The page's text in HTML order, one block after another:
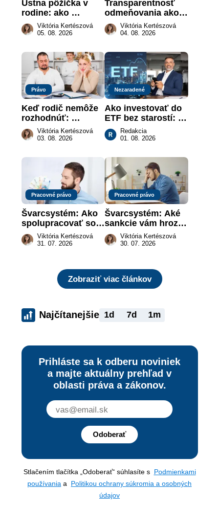
Ústna pôžička v
rodine: ako
vymôcť peniaze,
keď na papieri nie
Viktória Kertészová
05. 08. 2026
Transparentnosť
odmeňovania ako
právna povinnosť:
revolúcia na
práce
Viktória Kertészová
04. 08. 2026
Právo
Keď rodič nemôže
rozhodnúť:
nahradenie prejavu
vôle súdom v
Viktória Kertészová
03. 08. 2026
Nezaradené
Ako investovať do
ETF bez starostí:
Investičné plány,
ktoré urobia prácu
Redakcia
01. 08. 2026
Pracovné právo
Švarcsystém: Ako
spolupracovať so
živnostníkom
legálne a bez
Viktória Kertészová
31. 07. 2026
Pracovné právo
Švarcsystém: Aké
sankcie vám hrozia
a prečo nestačí
zaplatiť pokutu?
Viktória Kertészová
30. 07. 2026
Zobraziť viac článkov
Najčítanejšie 1d 7d 1m
Prihláste sa k odberu noviniek
a majte aktuálny prehľad v
oblasti práva a zákonov.
Odoberať
Stlačením tlačítka „Odoberať“ súhlasíte s Podmienkami
používania a Politikou ochrany súkromia a osobných
údajov